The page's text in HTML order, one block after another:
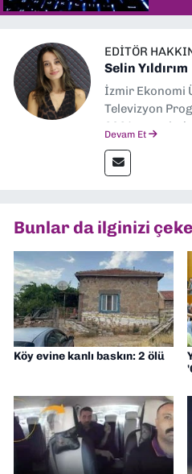
EDITÖR
Selin Yıldırım
İzmir Ekonomi
Televizyon
2024
editörlük
Devam Et
Bunlar da ilginizi
Köy evine kanlı baskın: 2 ölü